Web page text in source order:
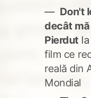
Don't
decât
Pierdut la
film ce
reală din
Mondial